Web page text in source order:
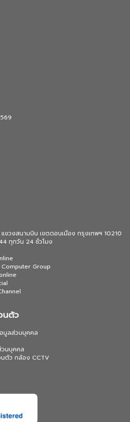
ขวงสนามบิน เขตดอนเมือง กรุงเทพฯ 10210
ทุกวัน 24 ชั่วโมง
Computer Group
นตัว
อมูลส่วนบุคคล
นบุคคล
นตัว กล้อง CCTV